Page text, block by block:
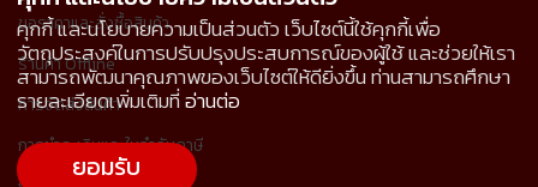
ขอราคาและสั่งซื้อสินค้า
ร้านค้า Offline
การจัดส่งสินค้า
การชำระเงินและใบกำกับภาษี
คุกกี้ และนโยบายความเป็นส่วนตัว เว็บไซต์นี้ใช้คุกกี้เพื่อ
วัตถุประสงค์ในการปรับปรุงประสบการณ์ของผู้ใช้ และช่วยให้เรา
สามารถพัฒนาคุณภาพของเว็บไซต์ให้ดียิ่งขึ้น ท่านสามารถศึกษา
รายละเอียดเพิ่มเติมที่อ่านต่อ
ยอมรับ